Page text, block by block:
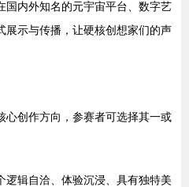
国内外知名的元宇宙平台、数字艺
展示与传播，让硬核创想家们的声
心创作方向，参赛者可选择其一或
逻辑自洽、体验沉浸、具有独特美